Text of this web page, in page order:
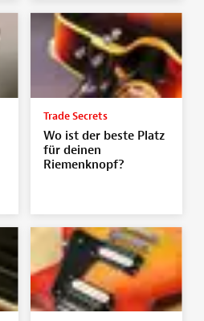
Trade Secrets
Wo ist der beste Platz
für deinen
Riemenknopf?